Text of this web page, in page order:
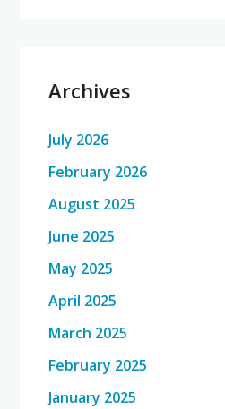
Archives
July 2026
February 2026
August 2025
June 2025
May 2025
April 2025
March 2025
February 2025
January 2025